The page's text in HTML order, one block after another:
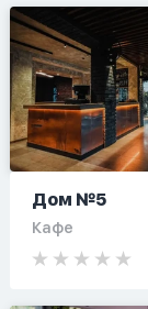
Дом №5
Кафе